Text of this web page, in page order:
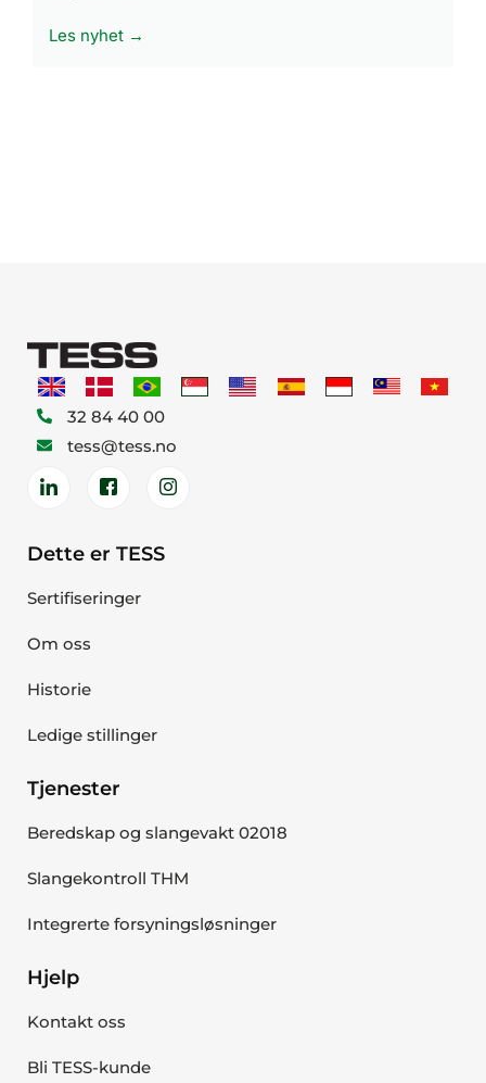
Les nyhet →
32 84 40 00
tess@tess.no
Dette er TESS
Sertifiseringer
Om oss
Historie
Ledige stillinger
Tjenester
Beredskap og slangevakt 02018
Slangekontroll THM
Integrerte forsyningsløsninger
Hjelp
Kontakt oss
Bli TESS-kunde